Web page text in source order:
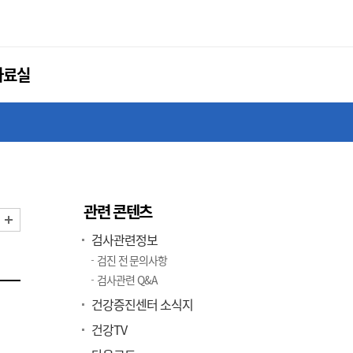
실
면 축소 관련 콘텐츠
검사관련정보
검진 전 문의사항
검사관련 Q&A
건강증진센터 소식지
건강TV